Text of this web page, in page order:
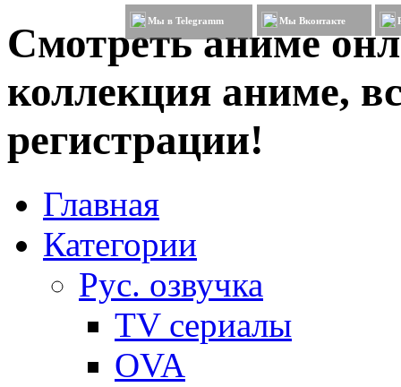
Смотреть аниме
коллекция аниме,
регистрации!
Мы в Telegramm Мы Вконтакте
Главная
Категории
Рус. озвучка
TV сериалы
OVA